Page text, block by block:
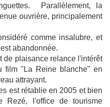
Parallèlement, la
ouvrière, principalement
comme insalubre, et
abandonnée.
de plaisance relance l'intérêt
film "La Reine blanche" en
attrayant.
est rétablie en 2005 et bien
Rezé, l'office de tourisme